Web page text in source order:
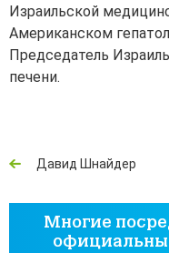
Израильской
Американском
Председатель
печени.
Давид Шнайдер
Многие